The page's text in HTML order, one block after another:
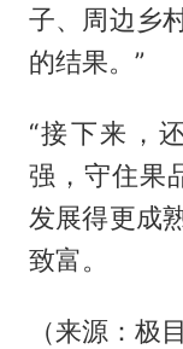
子、周边乡
的结果。”
“接下来，
强，守住果
发展得更成
致富。
（来源：极